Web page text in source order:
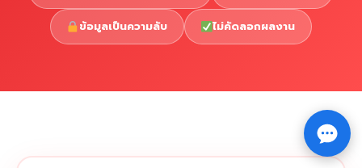
Copyright © 2026 รับทำวิจัย รับทำวิทยานิพนธ์ รับทำ⇧
ข้อมูลเป็นความลับ ไม่คัดลอกผลงาน